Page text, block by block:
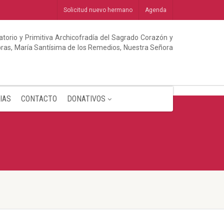
Solicitud nuevo hermano Agenda
y Primitiva Archicofradía del Sagrado Corazón y
María Santísima de los Remedios, Nuestra Señora
CONTACTO DONATIVOS